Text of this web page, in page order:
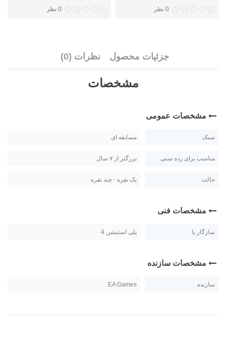
0 نظر 0 نظر
جزئیات محصول نظرات (0)
مشخصات
مشخصات عمومی
سبک مسابقه ای
مناسب برای رده سنی بزرگتر از ۷ سال
حالت یک نفره - چند نفره
مشخصات فنی
سازگار با پلی استیشن 4
مشخصات سازنده
سازنده EA Games